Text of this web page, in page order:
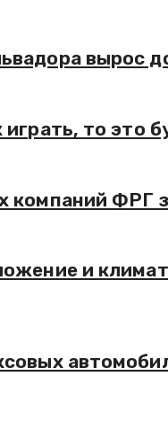
вырос
то это
компаний ФРГ
и